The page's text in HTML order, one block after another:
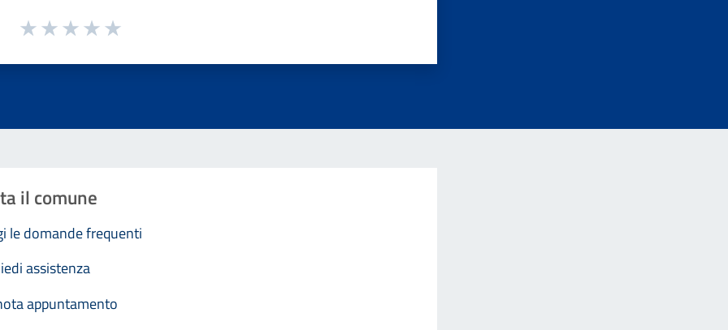
1 a 5 stelle la pagina
il comune
le domande frequenti
assistenza
appuntamento